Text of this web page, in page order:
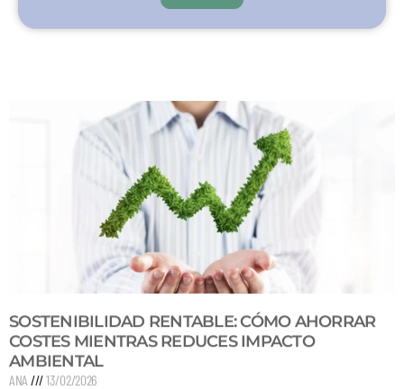
SOSTENIBILIDAD RENTABLE: CÓMO AHORRAR
COSTES MIENTRAS REDUCES IMPACTO
AMBIENTAL
ANA 13/02/2026